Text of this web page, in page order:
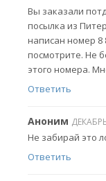
Вы заказали
посылка из
написан номер
посмотрите. Не
этого номера.
Ответить
Аноним
Не забирай это
Ответить